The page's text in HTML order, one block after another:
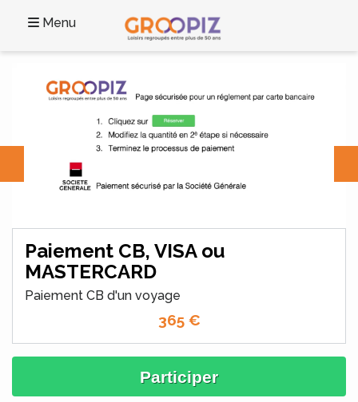
Menu
Paiement CB, VISA ou
MASTERCARD
Paiement CB d'un voyage
365 €
Participer